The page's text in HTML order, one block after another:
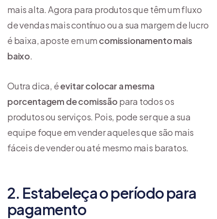
mais alta. Agora para produtos que têm um fluxo
de vendas mais contínuo ou a sua margem de lucro
é baixa, aposte em um comissionamento mais
baixo.
Outra dica, éevitar colocar a mesma
porcentagem de comissão para todos os
produtos ou serviços. Pois, pode ser que a sua
equipe foque em vender aqueles que são mais
fáceis de vender ou até mesmo mais baratos.
2. Estabeleça o período para
pagamento